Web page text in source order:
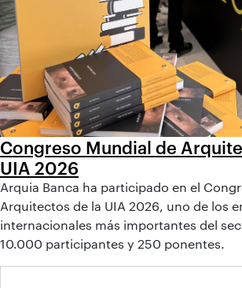
Congreso Mundial de
UIA 2026
Arquia Banca ha participado en el
Arquitectos de la UIA 2026, uno de los
internacionales más importantes del
10.000 participantes y 250 ponentes.